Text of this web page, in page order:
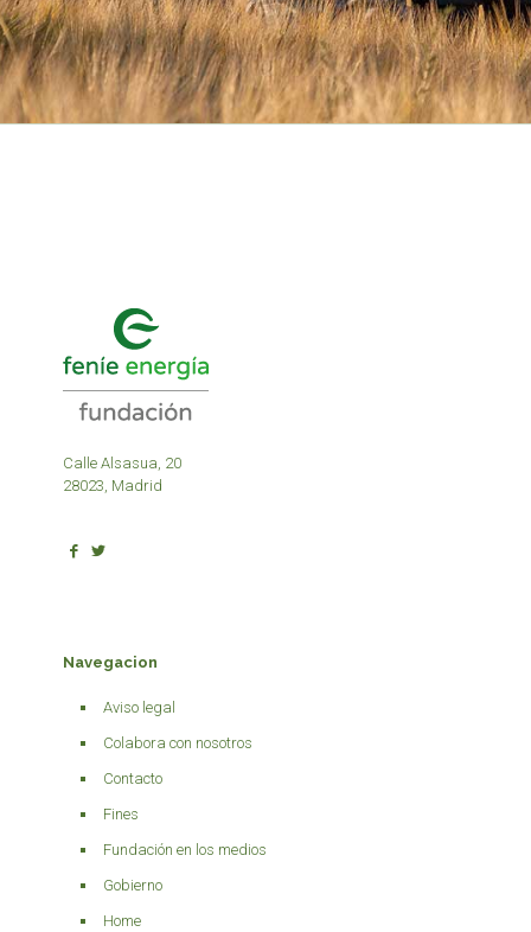
Calle Alsasua, 20
28023, Madrid
Navegacion
Aviso legal
Colabora con nosotros
Contacto
Fines
Fundación en los medios
Gobierno
Home